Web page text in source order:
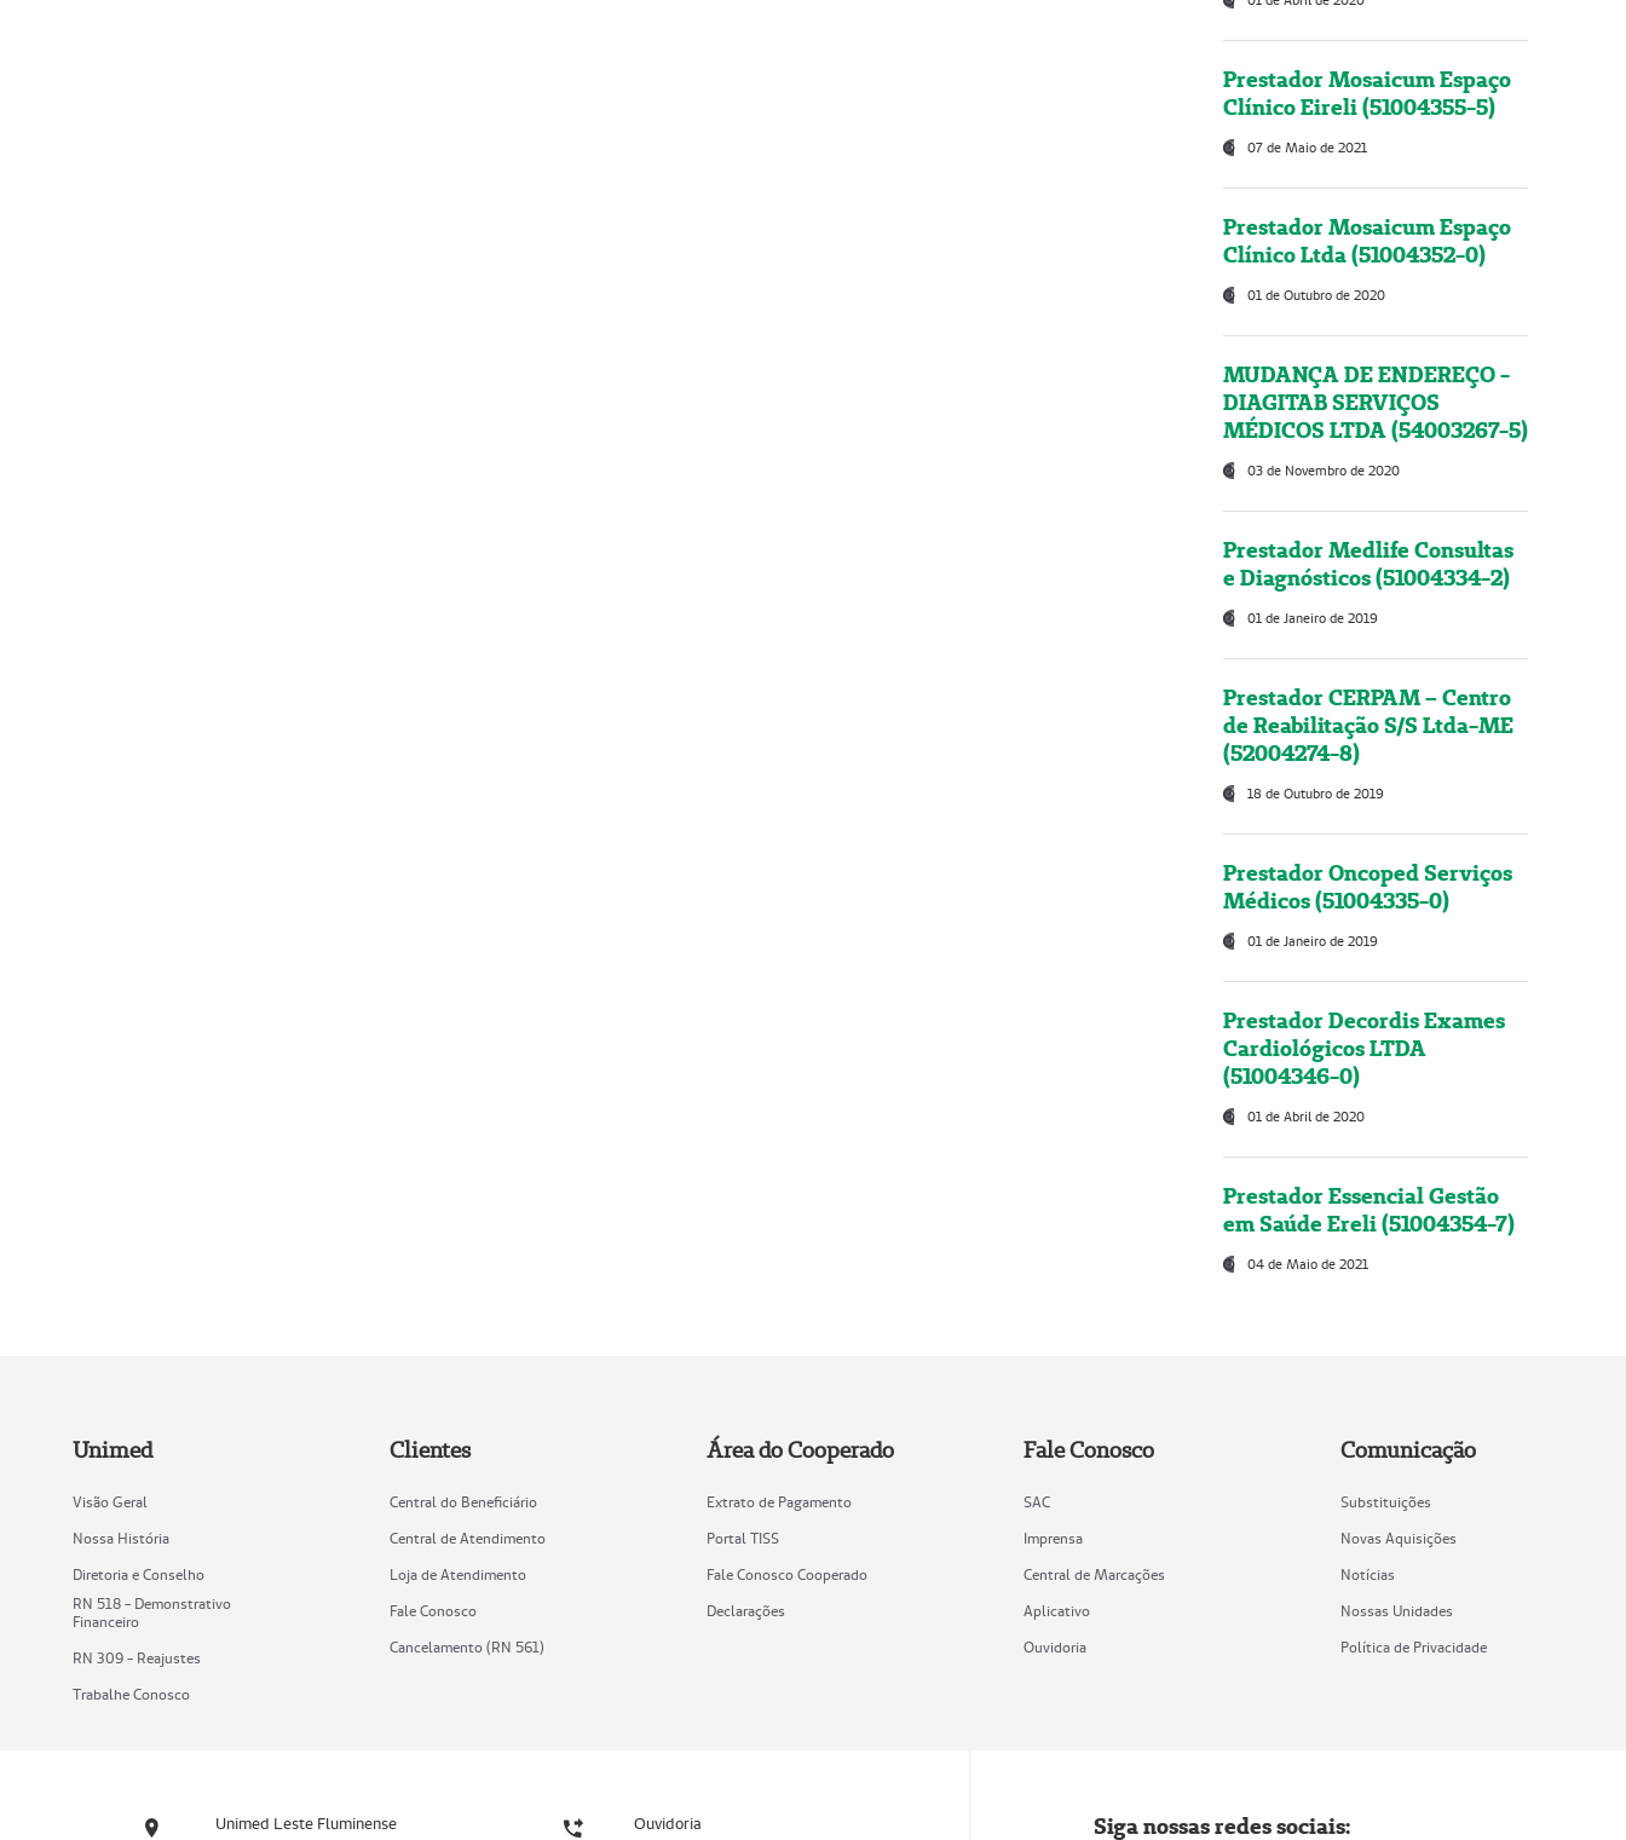
Prestador Mosaicum Espaço
Clínico Eireli (51004355-5)
07 de Maio de 2021
Prestador Mosaicum Espaço
Clínico Ltda (51004352-0)
01 de Outubro de 2020
MUDANÇA DE ENDEREÇO -
DIAGITAB SERVIÇOS
MÉDICOS LTDA (54003267-5)
03 de Novembro de 2020
Prestador Medlife Consultas
e Diagnósticos (51004334-2)
01 de Janeiro de 2019
Prestador CERPAM – Centro
de Reabilitação S/S Ltda-ME
(52004274-8)
18 de Outubro de 2019
Prestador Oncoped Serviços
Médicos (51004335-0)
01 de Janeiro de 2019
Prestador Decordis Exames
Cardiológicos LTDA
(51004346-0)
01 de Abril de 2020
Prestador Essencial Gestão
em Saúde Ereli (51004354-7)
04 de Maio de 2021
Unimed
Visão Geral
Nossa História
Diretoria e Conselho
RN 518 - Demonstrativo
Financeiro
RN 309 - Reajustes
Trabalhe Conosco
Clientes
Central do Beneficiário
Central de Atendimento
Loja de Atendimento
Fale Conosco
Cancelamento (RN 561)
Área do Cooperado
Extrato de Pagamento
Portal TISS
Fale Conosco Cooperado
Declarações
Fale Conosco
SAC
Imprensa
Central de Marcações
Aplicativo
Ouvidoria
Comunicação
Substituições
Novas Aquisições
Notícias
Nossas Unidades
Política de Privacidade
Unimed Leste Fluminense Ouvidoria Siga nossas redes sociais: